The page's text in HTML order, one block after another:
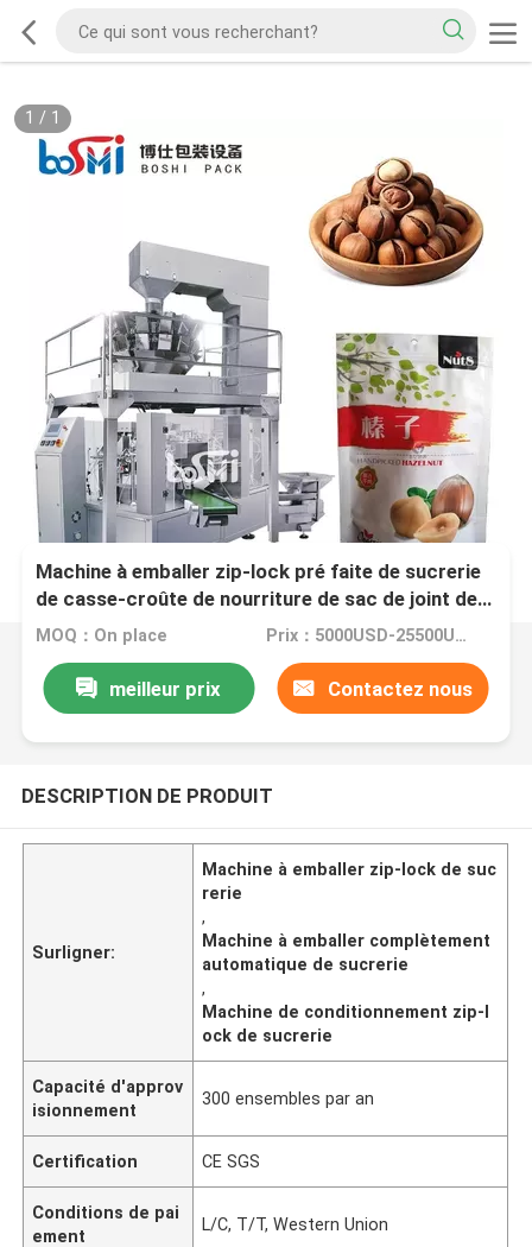
1 / 1
Machine à emballer zip-lock pré faite de sucrerie
de casse-croûte de nourriture de sac de joint de
quadruple complètement automatique
MOQ：On place Prix：5000USD-25500USD per set
meilleur prix Contactez nous
DESCRIPTION DE PRODUIT
Surligner:
Machine à emballer zip-lock de suc
rerie
,
Machine à emballer complètement
automatique de sucrerie
,
Machine de conditionnement zip-l
ock de sucrerie
Capacité d'approv
isionnement
300 ensembles par an
Certification CE SGS
Conditions de pai
ement
L/C, T/T, Western Union